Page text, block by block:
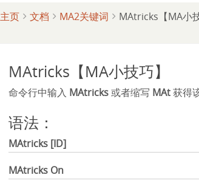
主页 文档 MA2关键词 MAtricks【MA小
MAtricks【MA小技巧】
命令行中输入 MAtricks或者缩写 MAt获得
语法：
MAtricks [ID]
MAtricks On